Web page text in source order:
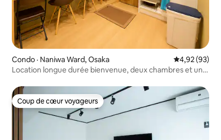
Condo · Naniwa Ward, Osaka Note
4,92 (93)
Location longue durée bienvenue, deux chambres et un
laveuse et sécheuse, transport facile
Coup de cœur voyageurs
Coup de cœur voyageurs